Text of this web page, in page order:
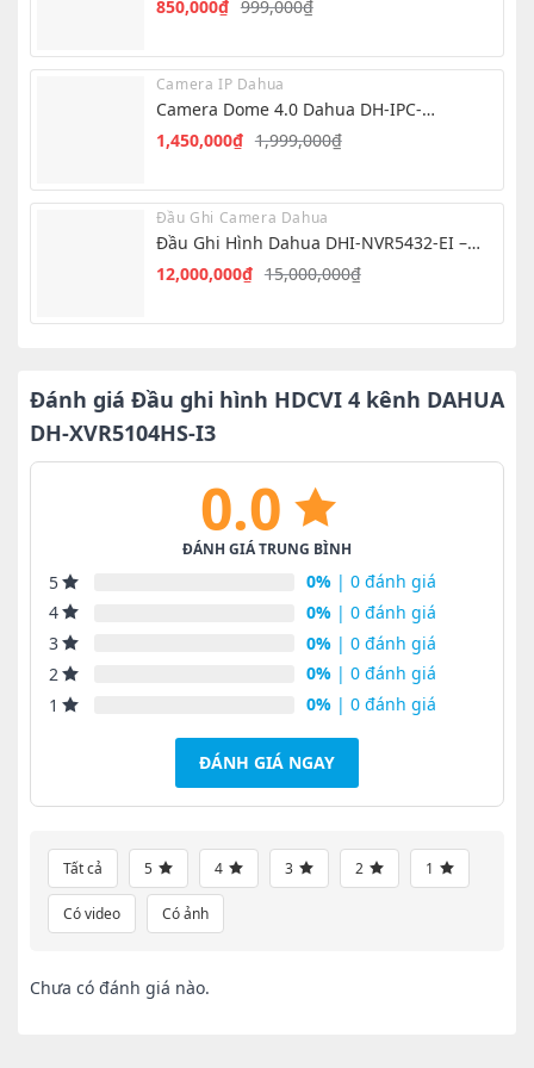
999,000₫
Giá
là:
999,000₫.
850,000₫
Giá
tại
là:
Camera IP Dahua
Camera Dome 4.0 Dahua DH-IPC-
HDW1439V-A-IL1,999,000₫
Giá
là:
1,999,000₫.
1,450,000₫
Giá
tại
là:
Đầu Ghi Camera Dahua
Đầu Ghi Hình Dahua DHI-NVR5432-EI –
NVR 32 Kênh AI15,000,000₫
Giá
12,000,000₫
Giá
12,000,000₫.
Đánh giá Đầu ghi hình HDCVI 4 kênh DAHUA
DH-XVR5104HS-I3
0.0
ĐÁNH GIÁ TRUNG BÌNH
5 0% | 0 đánh giá
4
0% | 0 đánh giá
3
0% | 0 đánh giá
2
0% | 0 đánh giá
1
0% | 0 đánh giá
ĐÁNH GIÁ NGAY
Tất cả 5 4 3 2 1
Có video Có ảnh
Chưa có đánh giá nào.